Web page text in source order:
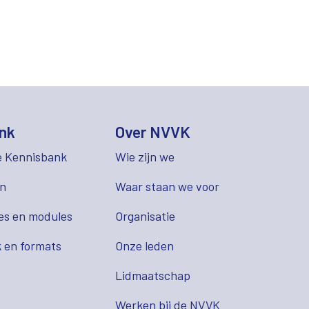
Kennisbank
en modules
en formats
Over NVVK
Wie zijn we
Waar staan we voor
Organisatie
Onze leden
Lidmaatschap
Werken bij de NVVK